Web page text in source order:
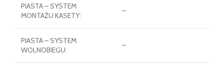
PIASTA – SYSTEM
MONTAŻU KASETY:
–
PIASTA – SYSTEM
WOLNOBIEGU:
–